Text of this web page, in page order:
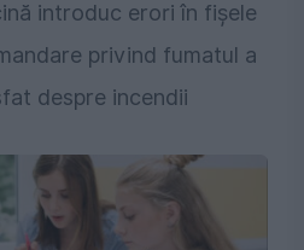
introduc erori în fișele
privind fumatul a
despre incendii